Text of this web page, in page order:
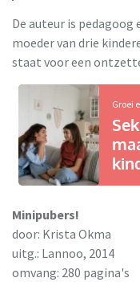
De auteur is
moeder van drie
staat voor een
Groei
Minipubers!
door: Krista Okma
uitg.: Lannoo, 2014
omvang: 280 pagina's